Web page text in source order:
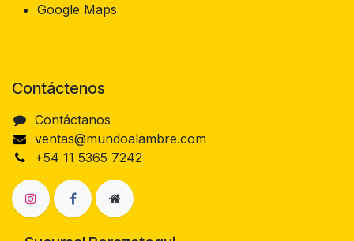
Google Maps
Contáctenos
Contáctanos
ventas@mundoalambre.com
+54 11 5365 7242